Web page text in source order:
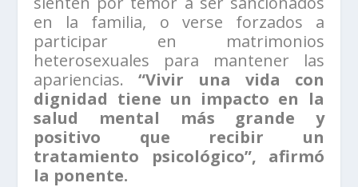
en la familia, o verse forzados a
participar en matrimonios
heterosexuales para mantener las
apariencias.“Vivir una vida con
dignidad tiene un impacto en la
salud mental más grande y
positivo que recibir un
tratamiento psicológico”, afirmó
la ponente.